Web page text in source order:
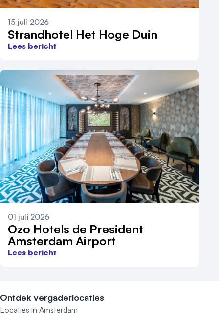
15 juli 2026
Strandhotel Het Hoge Duin
Lees bericht
01 juli 2026
Ozo Hotels de President
Amsterdam Airport
Lees bericht
Ontdek vergaderlocaties
Locaties in Amsterdam